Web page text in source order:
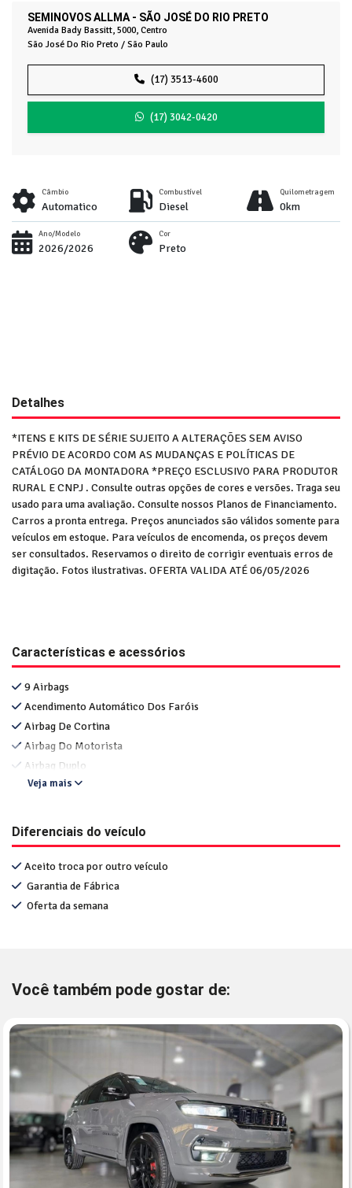
SEMINOVOS ALLMA - SÃO JOSÉ DO RIO PRETO
Avenida Bady Bassitt, 5000, Centro
São José Do Rio Preto / São Paulo
(17) 3513-4600
(17) 3042-0420
Câmbio
Automatico
Combustível
Diesel
Quilometragem
0km
Ano/Modelo
2026/2026
Cor
Preto
Detalhes
*ITENS E KITS DE SÉRIE SUJEITO A ALTERAÇÕES SEM AVISO
PRÉVIO DE ACORDO COM AS MUDANÇAS E POLÍTICAS DE
CATÁLOGO DA MONTADORA *PREÇO ESCLUSIVO PARA PRODUTOR
RURAL E CNPJ . Consulte outras opções de cores e versões. Traga seu
usado para uma avaliação. Consulte nossos Planos de Financiamento.
Carros a pronta entrega. Preços anunciados são válidos somente para
veículos em estoque. Para veículos de encomenda, os preços devem
ser consultados. Reservamos o direito de corrigir eventuais erros de
digitação. Fotos ilustrativas. OFERTA VALIDA ATÉ 06/05/2026
Características e acessórios
9 Airbags
Acendimento Automático Dos Faróis
Airbag De Cortina
Airbag Do Motorista
Airbag Duplo
Veja mais
Diferenciais do veículo
Aceito troca por outro veículo
Garantia de Fábrica
Oferta da semana
Você também pode gostar de: